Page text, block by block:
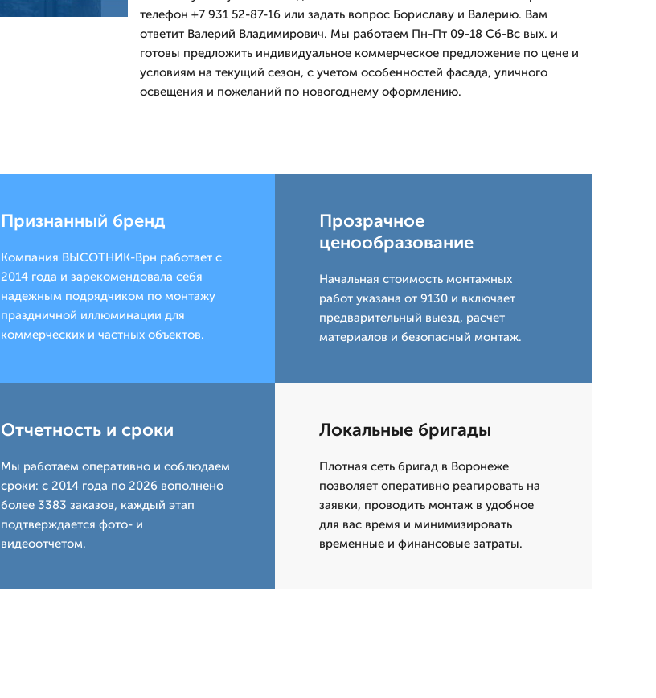
телефон +7 931 52-87-16 или задать вопрос Бориславу и Валерию. Вам
ответит Валерий Владимирович. Мы работаем Пн-Пт 09-18 Сб-Вс вых. и
готовы предложить индивидуальное коммерческое предложение по цене и
условиям на текущий сезон, с учетом особенностей фасада, уличного
освещения и пожеланий по новогоднему оформлению.
Признанный бренд
Компания ВЫСОТНИК-Врн работает с
2014 года и зарекомендовала себя
надежным подрядчиком по монтажу
праздничной иллюминации для
коммерческих и частных объектов.
Прозрачное
ценообразование
Начальная стоимость монтажных
работ указана от 9130 и включает
предварительный выезд, расчет
материалов и безопасный монтаж.
Отчетность и сроки
Мы работаем оперативно и соблюдаем
сроки: с 2014 года по 2026 вополнено
более 3383 заказов, каждый этап
подтверждается фото- и
видеоотчетом.
Локальные бригады
Плотная сеть бригад в Воронеже
позволяет оперативно реагировать на
заявки, проводить монтаж в удобное
для вас время и минимизировать
временные и финансовые затраты.